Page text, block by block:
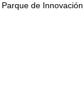
Parque de Innovación